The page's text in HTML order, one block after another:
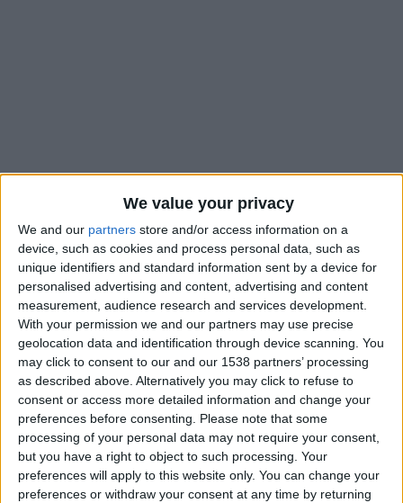
We value your privacy
We and our partners store and/or access information on a
device, such as cookies and process personal data, such as
unique identifiers and standard information sent by a device for
personalised advertising and content, advertising and content
measurement, audience research and services development.
With your permission we and our partners may use precise
geolocation data and identification through device scanning. You
may click to consent to our and our 1538 partners’ processing
as described above. Alternatively you may click to refuse to
consent or access more detailed information and change your
preferences before consenting.
Please note that some
processing of your personal data may not require your consent,
but you have a right to object to such processing. Your
preferences will apply to this website only. You can change your
preferences or withdraw your consent at any time by returning
Déjà présent dans l’équipe type de la 22e journée du journal
L’Équipe, après avoir joué au milieu de terrain contre Nantes,
Denis Zakaria a récidivé et se retrouve dans celle de la 23e
journée de Ligue 1, mais cette fois après un match contre Lens
en défense centrale. Le capitaine monégasque notamment
marqué de la […]
CONTINUER LA LECTURE→
équipe-
type,Lens-Monaco,Ligue 1,médias,Sébastien Pocognoli
Laissez un commentaire
ARTICLES BRÈVES,LIGUE 1